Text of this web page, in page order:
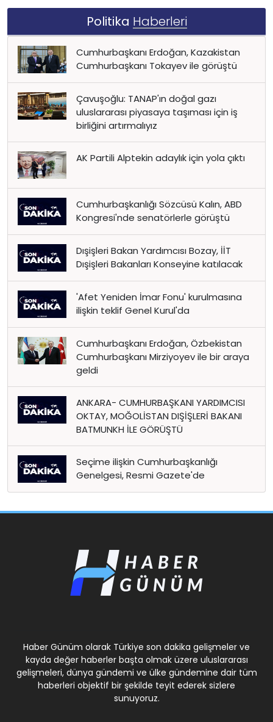
Politika Haberleri
Cumhurbaşkanı Erdoğan, Kazakistan
Cumhurbaşkanı Tokayev ile görüştü
Çavuşoğlu: TANAP'ın doğal gazı
uluslararası piyasaya taşıması için iş
birliğini artırmalıyız
AK Partili Alptekin adaylık için yola çıktı
Cumhurbaşkanlığı Sözcüsü Kalın, ABD
Kongresi'nde senatörlerle görüştü
Dışişleri Bakan Yardımcısı Bozay, İİT
Dışişleri Bakanları Konseyine katılacak
'Afet Yeniden İmar Fonu' kurulmasına
ilişkin teklif Genel Kurul'da
Cumhurbaşkanı Erdoğan, Özbekistan
Cumhurbaşkanı Mirziyoyev ile bir araya
geldi
ANKARA- CUMHURBAŞKANI YARDIMCISI
OKTAY, MOĞOLİSTAN DIŞİŞLERİ BAKANI
BATMUNKH İLE GÖRÜŞTÜ
Seçime ilişkin Cumhurbaşkanlığı
Genelgesi, Resmi Gazete'de
Haber Günüm olarak Türkiye son dakika gelişmeler ve
kayda değer haberler başta olmak üzere uluslararası
gelişmeleri, dünya gündemi ve ülke gündemine dair tüm
haberleri objektif bir şekilde teyit ederek sizlere
sunuyoruz.